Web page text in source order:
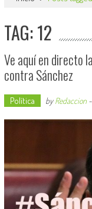
TAG: 12
Ve aquí en directo
contra Sánchez
Política byRedaccion-